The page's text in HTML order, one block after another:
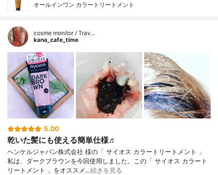
オールインワン カラートリートメント
cosme monitor / Trav…
kana_cafe_time
5.00
乾いた髪にも使える簡単仕様♬
ヘンケルジャパン株式会社 様の「 サイオス カラートリートメント 」
私は、ダークブラウンを今回使用しました。この「 サイオス カラート
リートメント 」をオススメ…続きを見る